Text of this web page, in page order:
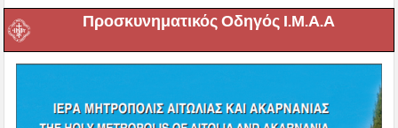
Προσκυνηματικός Οδηγός Ι.Μ.Α.Α